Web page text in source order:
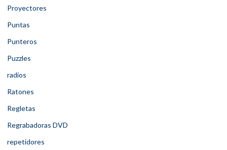
Proyectores
Puntas
Punteros
Puzzles
radios
Ratones
Regletas
Regrabadoras DVD
repetidores